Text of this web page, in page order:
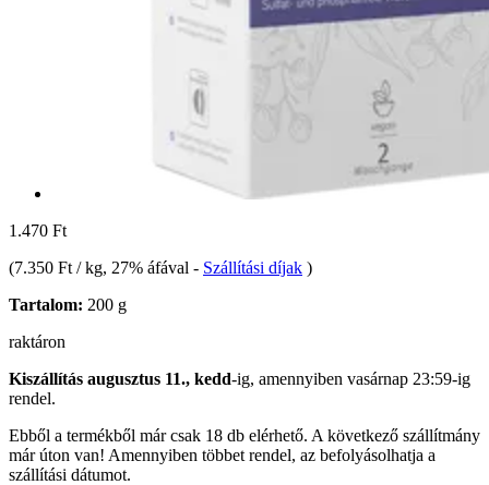
1.470 Ft
(7.350 Ft / kg, 27% áfával - Szállítási díjak )
Tartalom: 200 g
raktáron
Kiszállítás augusztus 11., kedd-ig, amennyiben vasárnap 23:59-ig
rendel.
Ebből a termékből már csak 18 db elérhető. A következő szállítmány
már úton van! Amennyiben többet rendel, az befolyásolhatja a
szállítási dátumot.